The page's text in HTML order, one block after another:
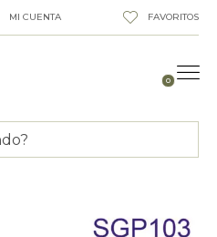
MI CUENTA FAVORITOS
0